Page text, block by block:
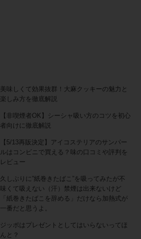
美味しくて効果抜群！大麻クッキーの魅力と
楽しみ方を徹底解説
【非喫煙者OK】シーシャ吸い方のコツを初心
者向けに徹底解説
【5/13再販決定】アイコステリアのサンパー
ルはコンビニで買える？味の口コミや評判を
レビュー
久しぶりに”紙巻きたばこ”を吸ってみたが不
味くて吸えない（汗）禁煙は出来ないけど
「紙巻きたばこを辞める」だけなら加熱式が
一番だと思うよ。
ジッポはプレゼントとしてはいらないってほ
んと？